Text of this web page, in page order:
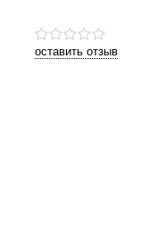
оставить отзыв